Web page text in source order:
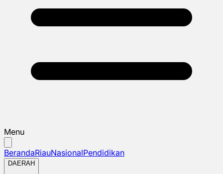
Menu
BerandaRiauNasionalPendidikan
DAERAH